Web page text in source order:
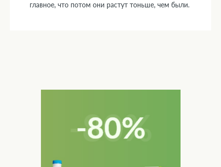
главное, что потом они растут тоньше, чем были.